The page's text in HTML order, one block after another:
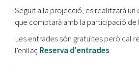
Seguit a la projecció, es realitzarà
que comptarà amb la participació de
Les entrades són gratuïtes però cal
l'enllaçReserva d'entrades